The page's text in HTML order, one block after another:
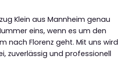
Klein aus Mannheim genau
eins, wenn es um den
nach Florenz geht. Mit uns wird
zuverlässig und professionell